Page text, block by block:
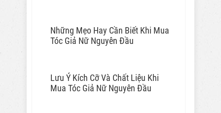
Những Mẹo Hay Cần Biết Khi Mua
Tóc Giả Nữ Nguyên Đầu
Lưu Ý Kích Cỡ Và Chất Liệu Khi
Mua Tóc Giả Nữ Nguyên Đầu